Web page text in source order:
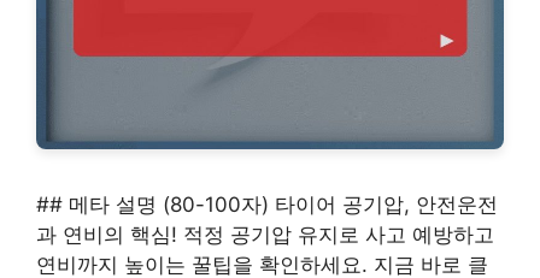
## 메타 설명 (80-100자) 타이어 공기압, 안전운전
과 연비의 핵심! 적정 공기압 유지로 사고 예방하고
연비까지 높이는 꿀팁을 확인하세요. 지금 바로 클